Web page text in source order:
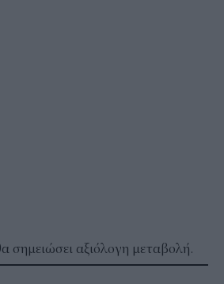
σημειώσει αξιόλογη μεταβολή.